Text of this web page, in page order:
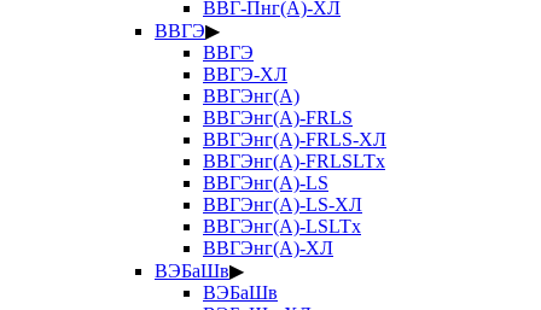
ВВГ-Пнг(А)-ХЛ
ВВГЭ▶
ВВГЭ
ВВГЭ-ХЛ
ВВГЭнг(А)
ВВГЭнг(А)-FRLS
ВВГЭнг(А)-FRLS-ХЛ
ВВГЭнг(А)-FRLSLTx
ВВГЭнг(А)-LS
ВВГЭнг(А)-LS-ХЛ
ВВГЭнг(А)-LSLTx
ВВГЭнг(А)-ХЛ
ВЭБаШв▶
ВЭБаШв